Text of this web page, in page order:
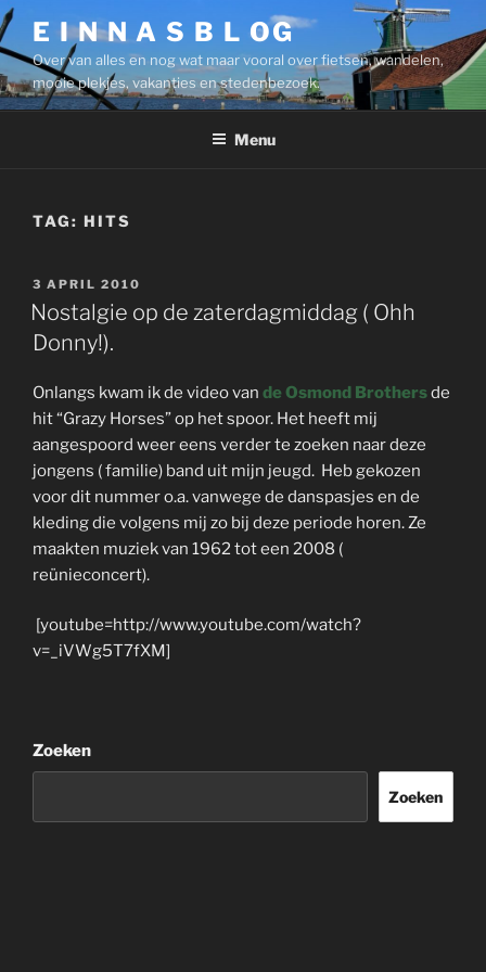
Ga
naar
de
inhoud
E I N N A S B L OG
Over van alles en nog wat maar vooral over fietsen, wandelen,
mooie plekjes, vakanties en stedenbezoek.
Menu
TAG: HITS
GEPLAATST
OP
3 APRIL 2010
Nostalgie op de zaterdagmiddag ( Ohh
Donny!).
Onlangs kwam ik de video van de Osmond Brothersde
hit “Grazy Horses” op het spoor. Het heeft mij
aangespoord weer eens verder te zoeken naar deze
jongens ( familie) band uit mijn jeugd. Heb gekozen
voor dit nummer o.a. vanwege de danspasjes en de
kleding die volgens mij zo bij deze periode horen. Ze
maakten muziek van 1962 tot een 2008 (
reünieconcert).
[youtube=http://www.youtube.com/watch?
v=_iVWg5T7fXM]
Zoeken
Zoeken